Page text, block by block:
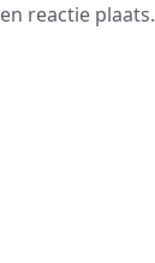
reactie plaats.